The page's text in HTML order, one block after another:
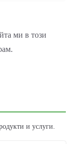
ми в този
и услуги.